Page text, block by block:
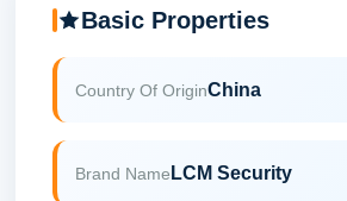
Basic Properties
Country Of OriginChina
Brand Name LCM Security